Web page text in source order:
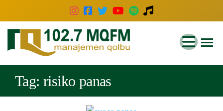
MQFM
–
Indonesia
Tag: risiko panas